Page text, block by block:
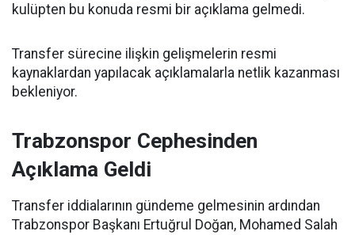
kulüpten bu konuda resmi bir açıklama gelmedi.
Transfer sürecine ilişkin gelişmelerin resmi
kaynaklardan yapılacak açıklamalarla netlik kazanması
bekleniyor.
Trabzonspor Cephesinden
Açıklama Geldi
Transfer iddialarının gündeme gelmesinin ardından
Trabzonspor Başkanı Ertuğrul Doğan, Mohamed Salah